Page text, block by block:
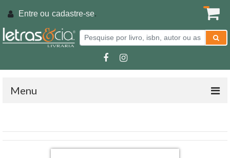
Entre ou cadastre-se.
Menu